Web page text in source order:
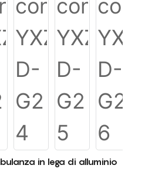
in lega di alluminio